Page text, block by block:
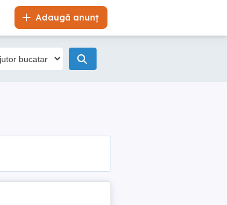
Adaugă anunț